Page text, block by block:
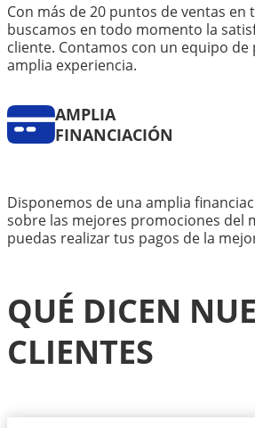
Con más de 20 puntos de ventas en
buscamos en todo momento la
cliente. Contamos con un equipo
amplia experiencia.
AMPLIA
FINANCIACIÓN
Disponemos de una amplia
sobre las mejores promociones del
puedas realizar tus pagos de la
QUÉ DICEN
CLIENTES